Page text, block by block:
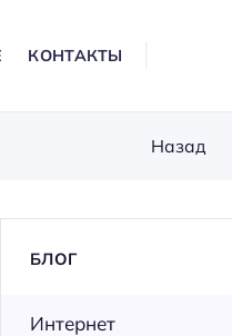
КОНТАКТЫ
Назад
БЛОГ
Интернет